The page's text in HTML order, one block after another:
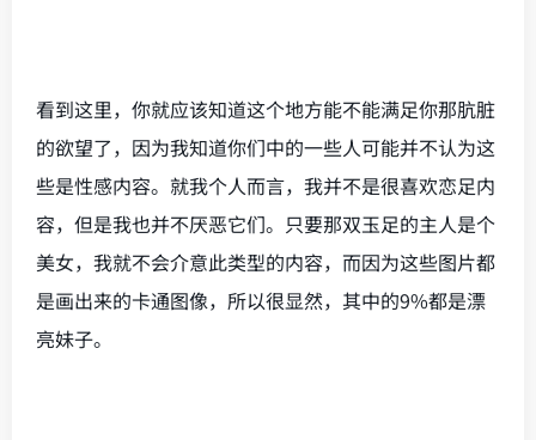
看到这里，你就应该知道这个地方能不能满足你那肮脏
的欲望了，因为我知道你们中的一些人可能并不认为这
些是性感内容。就我个人而言，我并不是很喜欢恋足内
容，但是我也并不厌恶它们。只要那双玉足的主人是个
美女，我就不会介意此类型的内容，而因为这些图片都
是画出来的卡通图像，所以很显然，其中的9%都是漂
亮妹子。